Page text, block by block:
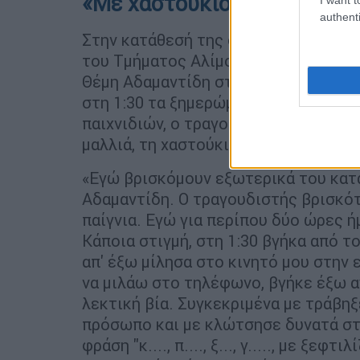
Στην κατάθεσή της στους
του Τμήματος Αλίμου η Βαρβάρα
Θέμη Αδαμαντίδη στη Γλυφάδα εδώ
στη 1:30 τα ξημερώματα της 30ης
παιχνιδιών, ο τραγουδιστής της
μαλλιά, τη χαστούκισε και την
«Εγώ βρισκόμουν εξωτερικά του
Αδαμαντίδη. Ο τραγουδιστής
παίγνια. Εγώ για περίπου δύο ώρες
Κάποια στιγμή, στη 1:30 βγήκα από
απ' έξω μίλησα στο κινητό μου στην
να μιλάω στο τηλέφωνο, βγήκε έξω
λεκτική βία. Συγκεκριμένα με
πρόσωπο και με κλώτσησε δυνατά
φράση "κ...., π...., ξ..., γ....., με